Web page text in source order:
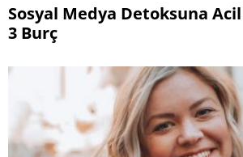
Sosyal Medya Detoksuna
3 Burç